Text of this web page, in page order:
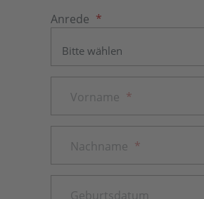
Anrede *
Vorname *
Nachname *
Geburtsdatum